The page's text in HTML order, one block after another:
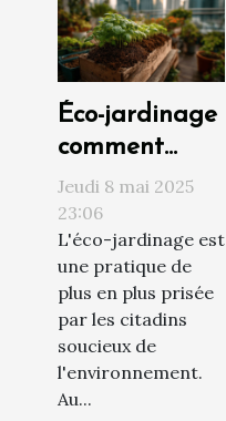
Éco-jardinage
comment
créer un
compost
viable en
milieu urbain
Jeudi 8 mai 2025
23:06
L'éco-jardinage est
une pratique de
plus en plus prisée
par les citadins
soucieux de
l'environnement.
Au...